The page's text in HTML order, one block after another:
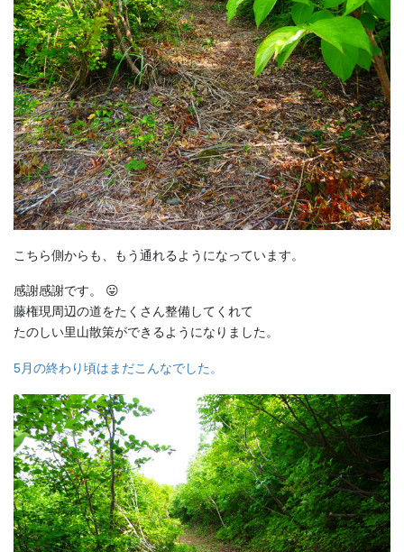
こちら側からも、もう通れるようになっています。
感謝感謝です。 😛
藤権現周辺の道をたくさん整備してくれて
たのしい里山散策ができるようになりました。
5月の終わり頃はまだこんなでした。